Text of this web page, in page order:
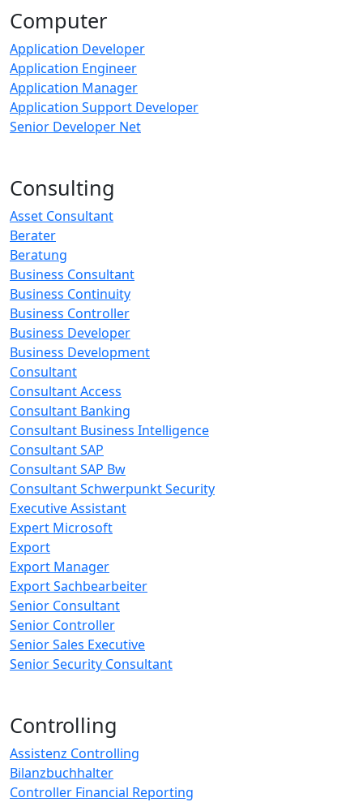
Computer
Application Developer
Application Engineer
Application Manager
Application Support Developer
Senior Developer Net
Consulting
Asset Consultant
Berater
Beratung
Business Consultant
Business Continuity
Business Controller
Business Developer
Business Development
Consultant
Consultant Access
Consultant Banking
Consultant Business Intelligence
Consultant SAP
Consultant SAP Bw
Consultant Schwerpunkt Security
Executive Assistant
Expert Microsoft
Export
Export Manager
Export Sachbearbeiter
Senior Consultant
Senior Controller
Senior Sales Executive
Senior Security Consultant
Controlling
Assistenz Controlling
Bilanzbuchhalter
Controller Financial Reporting